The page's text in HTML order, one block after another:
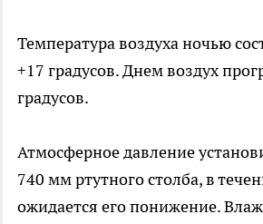
Температура воздуха ночью
+17 градусов. Днем воздух
градусов.
Атмосферное давление
740 мм ртутного столба, в
ожидается его понижение.